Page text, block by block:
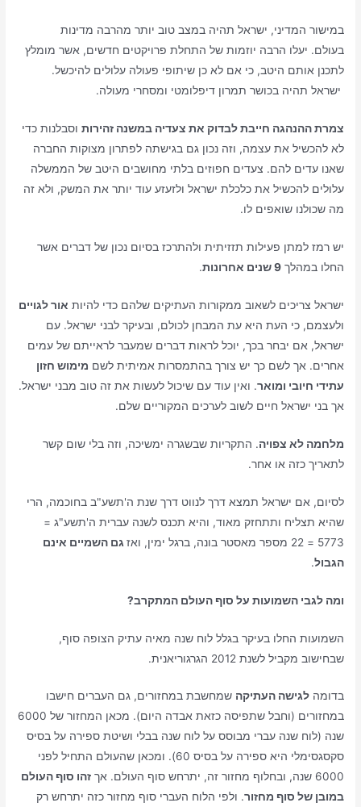
במישור המדיני, ישראל תהיה במצב טוב יותר מהרבה מדינות
בעולם. יעלו הרבה יוזמות של התחלת פרויקטים חדשים, אשר מומלץ
לתכנן אותם היטב, כי אם לא כן שיתופי פעולה עלולים להיכשל.
ישראל תהיה בכושר תמרון דיפלומטי ומסחרי מעולה.
צמרת ההנהגה חייבת לבדוק את צעדיה במשנה זהירות וסבלנות כדי
לא להכשיל את עצמה, וזה נכון גם בגישתה לפתרון מצוקות החברה
שאנו עדים להם. צעדים חפוזים בלתי מחושבים היטב של הממשלה
עלולים להכשיל את כלכלת ישראל ולזעזע עוד יותר את המשק, ולא זה
מה שכולנו שואפים לו.
יש רמז למתן פעילות תזזיתית ולהתרכז בסיום נכון של דברים אשר
החלו במהלך9 שנים אחרונות .
ישראל צריכים לשאוב ממקורות העתיקים שלהם כדי להיות אור לגויים
ולעצמם, כי העת היא עת המבחן לכולם, ובעיקר לבני ישראל. עם
ישראל, אם יבחר בכך, יוכל לראות דברים שמעבר לראייתם של עמים
אחרים. אך לשם כך יש צורך בהתמסרות אמיתית לשם מימוש חזון
עתידי חיובי ומואר. ואין עוד עם שיכול לעשות את זה טוב מבני ישראל.
אך בני ישראל חיים לשוב לערכים המקוריים שלם.
מלחמה לא צפויה. התקריות שבשגרה ימשיכה, וזה בלי שום קשר
לתאריך כזה או אחר.
לסיום, אם ישראל תמצא דרך לנווט דרך שנת ה'תשע"ב בחוכמה, הרי
שהיא תצליח ותתחזק מאוד, והיא תכנס לשנה עברית ה'תשע"ג =
5773 = 22 מספר מאסטר בונה, ברגל ימין, ואז
גם השמיים אינם
הגבול.
ומה לגבי השמועות על סוף העולם המתקרב?
השמועות החלו בעיקר בגלל לוח שנה מאיה עתיק הצופה סוף,
שבחישוב מקביל לשנת 2012 הגרגוריאנית.
בדומהלגישה העתיקה שמחשבת במחזורים, גם העברים חישבו
במחזורים (וחבל שתפיסה כזאת אבדה היום). מכאן המחזור של 6000
שנה (לוח שנה עברי מבוסס על לוח שנה בבלי ושיטת ספירה על בסיס
סקסגסימלי היא ספירה על בסיס 60). ומכאן שהעולם התחיל לפני
6000 שנה, ובחלוף מחזור זה, יתרחש סוף העולם. אך
זהו סוף העולם
במובן של סוף מחזור. ולפי הלוח העברי סוף מחזור כזה יתרחש רק